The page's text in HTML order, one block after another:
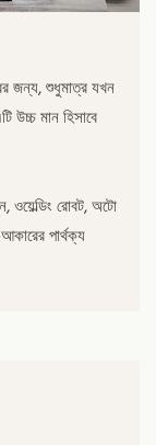
জন্য, শুধুমাত্র যখন
উচ্চ মান হিসাবে
রোবট, অটো
পার্থক্য